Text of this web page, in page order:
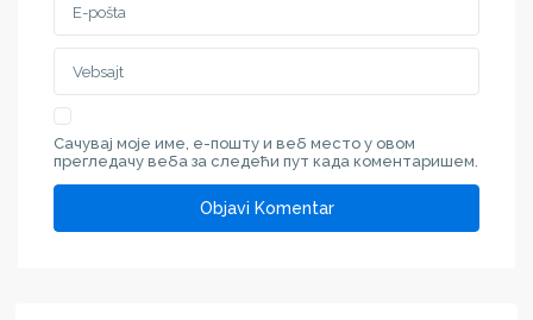
Сачувај моје име, е-пошту и веб место у овом
прегледачу веба за следећи пут када коментаришем.